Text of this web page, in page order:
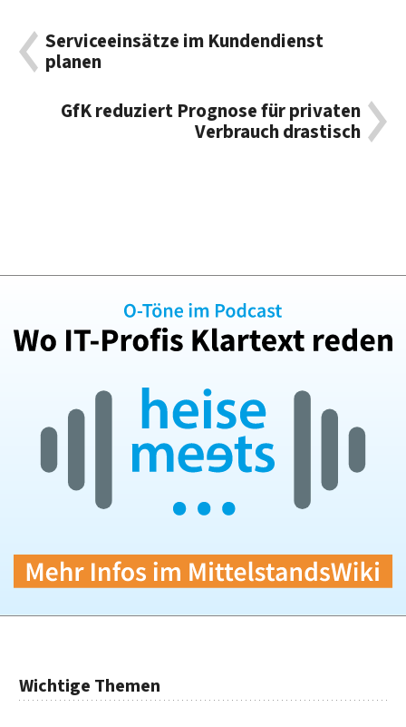
Serviceeinsätze im Kundendienst
planen
GfK reduziert Prognose für privaten
Verbrauch drastisch
Wichtige Themen